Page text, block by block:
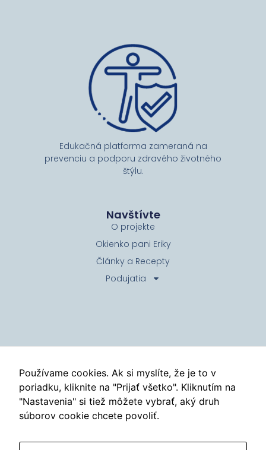
Edukačná platforma zameraná na
prevenciu a podporu zdravého životného
štýlu.
Navštívte
O projekte
Okienko pani Eriky
Články a Recepty
Podujatia
info@tyzdenprevencie.sk
Zásady ochrany osobných údajov
© Týždeň prevencie
Používame cookies. Ak si myslíte, že je to v
poriadku, kliknite na "Prijať všetko". Kliknutím na
"Nastavenia" si tiež môžete vybrať, aký druh
súborov cookie chcete povoliť.